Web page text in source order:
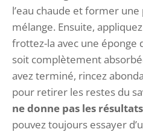
l’eau chaude et former une
mélange. Ensuite,
frottez-la avec une éponge
soit complètement
avez terminé, rincez
pour retirer les restes du
ne donne pas les
pouvez toujours essayer